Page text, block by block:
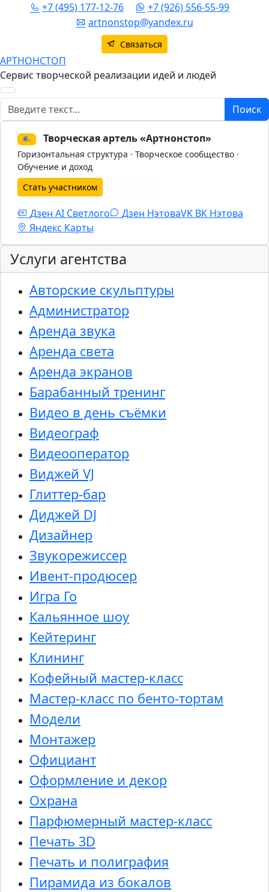
+7 (495) 177-12-76
+7 (926) 556-55-99
artnonstop@yandex.ru
Связаться
АРТНОНСТОП
Сервис творческой реализации идей и людей
Поиск Поиск
🎭 Творческая артель «Артнонстоп»
Горизонтальная структура · Творческое сообщество ·
Обучение и доход
Стать участником
Дзен AI Светлого Дзен НэтоваVK ВК Нэтова
Яндекс Карты
Услуги агентства
Авторские скульптуры
Администратор
Аренда звука
Аренда света
Аренда экранов
Барабанный тренинг
Видео в день съёмки
Видеограф
Видеооператор
Виджей VJ
Глиттер-бар
Диджей DJ
Дизайнер
Звукорежиссер
Ивент-продюсер
Игра Го
Кальянное шоу
Кейтеринг
Клининг
Кофейный мастер-класс
Мастер-класс по бенто-тортам
Модели
Монтажер
Официант
Оформление и декор
Охрана
Парфюмерный мастер-класс
Печать 3D
Печать и полиграфия
Пирамида из бокалов